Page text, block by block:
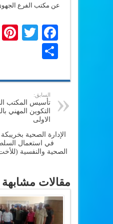
عن مكتب الفرع
السابق:
تأسيس المكتب
التكوين المهني
الاولى
الإدارة الصحية
في استعمال
الصحية والنفسية
مقالات مشابهة